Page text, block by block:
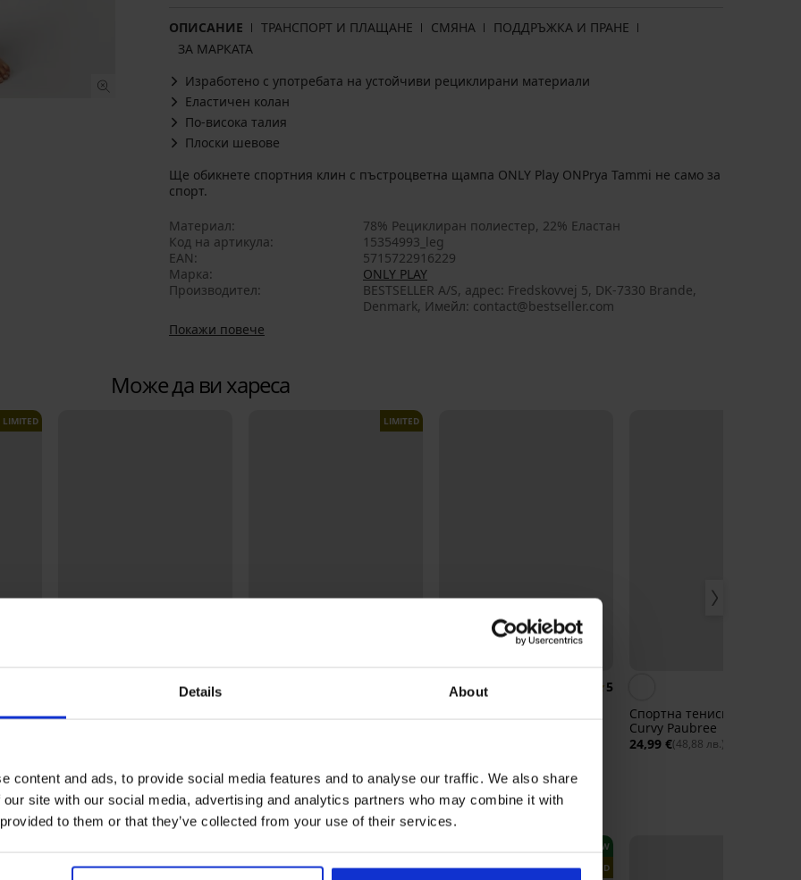
Details About
content and ads, to provide social media features and to analyse our traffic. We also share
site with our social media, advertising and analytics partners who may combine it with
to them or that they’ve collected from your use of their services.
ОПИСАНИЕ ТРАНСПОРТ И ПЛАЩАНЕ СМЯНА
ПОДДРЪЖКА И ПРАНЕ
ЗА МАРКАТА
Изработено с употребата на устойчиви рециклирани материали
Еластичен колан
По-висока талия
Плоски шевове
Ще обикнете спортния клин с пъстроцветна щампа ONLY Play ONPrya Tammi не само за
спорт.
Материал
78% Рециклиран полиестер, 22% Еластан
Код на артикула
15354993_leg
EAN
5715722916229
Марка
ONLY PLAY
Производител
BESTSELLER A/S, aдрес: Fredskovvej 5, DK-7330 Brande,
Denmark, Имейл: contact@bestseller.com
Покажи повече
Може да ви хареса
LIMITED
10,00 €
24,99 €
LIMITED
5
Спортна тениска ONLY Play
Curvy Paubree
24,99 €(48,88 лв.)
Открийте подобни артикули
NEW
LIMITED